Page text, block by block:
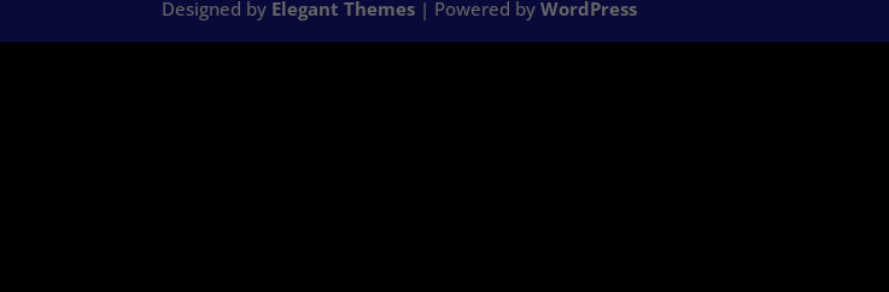
Designed by Elegant Themes | Powered byWordPress